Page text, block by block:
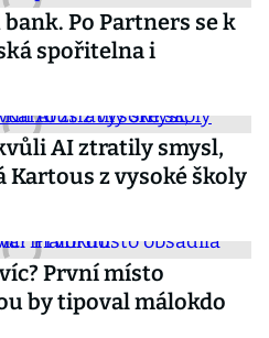
Po Partners se k
spořitelna i
AI ztratily smysl,
Kartous z vysoké školy
První místo
by tipoval málokdo